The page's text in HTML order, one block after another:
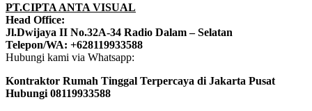
PT.CIPTA ANTA VISUAL
Head Office:
Jl.Dwijaya II No.32A-34 Radio Dalam – Selatan
Telepon/WA: +628119933588
Hubungi kami via Whatsapp:
Kontraktor Rumah Tinggal Terpercaya di Jakarta Pusat
Hubungi 08119933588